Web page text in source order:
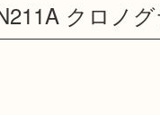
クロノ